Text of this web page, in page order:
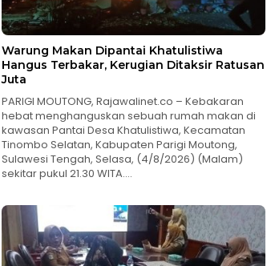
Warung Makan Dipantai Khatulistiwa
Hangus Terbakar, Kerugian Ditaksir Ratusan
Juta
PARIGI MOUTONG, Rajawalinet.co – Kebakaran
hebat menghanguskan sebuah rumah makan di
kawasan Pantai Desa Khatulistiwa, Kecamatan
Tinombo Selatan, Kabupaten Parigi Moutong,
Sulawesi Tengah, Selasa, (4/8/2026) (Malam)
sekitar pukul 21.30 WITA….